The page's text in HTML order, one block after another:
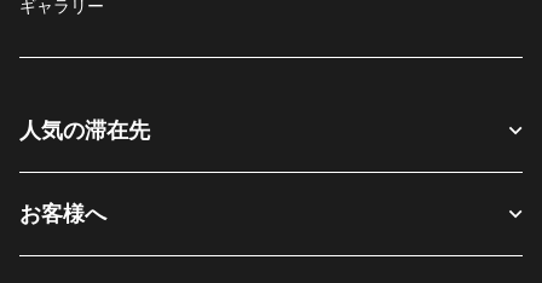
ギャラリー
人気の滞在先
お客様へ